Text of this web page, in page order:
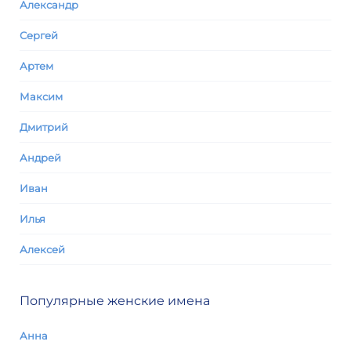
Александр
Сергей
Артем
Максим
Дмитрий
Андрей
Иван
Илья
Алексей
Популярные женские имена
Анна